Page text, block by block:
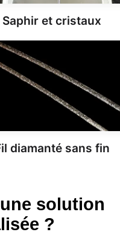
Saphir et cristaux
diamanté sans fin
solution
?